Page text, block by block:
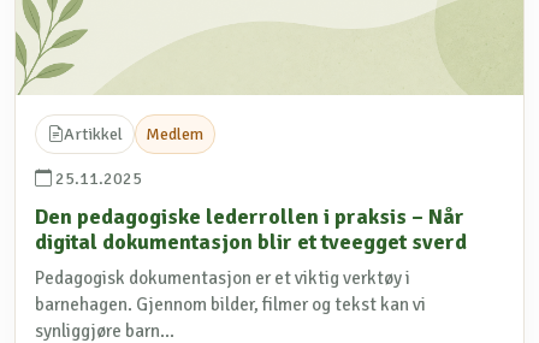
Artikkel Medlem
25.11.2025
Den pedagogiske lederrollen i praksis – Når
digital dokumentasjon blir et tveegget sverd
Pedagogisk dokumentasjon er et viktig verktøy i
barnehagen. Gjennom bilder, filmer og tekst kan vi
synliggjøre barn...